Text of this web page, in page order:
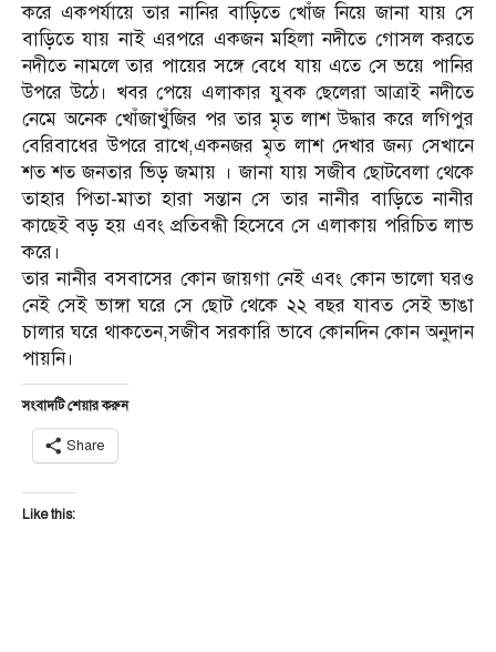
করে একপর্যায়ে তার নানির বাড়িতে খোঁজ নিয়ে জানা যায় সে
বাড়িতে যায় নাই এরপরে একজন মহিলা নদীতে গোসল করতে
নদীতে নামলে তার পায়ের সঙ্গে বেধে যায় এতে সে ভয়ে পানির
উপরে উঠে। খবর পেয়ে এলাকার যুবক ছেলেরা আত্রাই নদীতে
নেমে অনেক খোঁজাখুঁজির পর তার মৃত লাশ উদ্ধার করে লগিপুর
বেরিবাধের উপরে রাখে,একনজর মৃত লাশ দেখার জন্য সেখানে
শত শত জনতার ভিড় জমায় । জানা যায় সজীব ছোটবেলা থেকে
তাহার পিতা-মাতা হারা সন্তান সে তার নানীর বাড়িতে নানীর
কাছেই বড় হয় এবং প্রতিবন্ধী হিসেবে সে এলাকায় পরিচিত লাভ
করে।
তার নানীর বসবাসের কোন জায়গা নেই এবং কোন ভালো ঘরও
নেই সেই ভাঙ্গা ঘরে সে ছোট থেকে ২২ বছর যাবত সেই ভাঙা
চালার ঘরে থাকতেন,সজীব সরকারি ভাবে কোনদিন কোন অনুদান
পায়নি।
সংবাদটি শেয়ার করুন
Share
Like this: